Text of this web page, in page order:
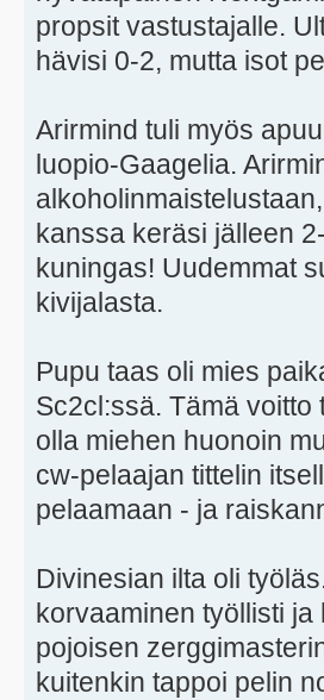
propsit vastustajalle.
hävisi 0-2, mutta isot
Arirmind tuli myös
luopio-Gaagelia.
kanssa keräsi jälleen
kuningas! Uudemmat
kivijalasta.
Pupu taas oli mies
Sc2cl:ssä. Tämä
olla miehen huonoin
cw-pelaajan tittelin
pelaamaan - ja
Divinesian ilta oli
korvaaminen työllisti
pojoisen
kuitenkin tappoi pelin